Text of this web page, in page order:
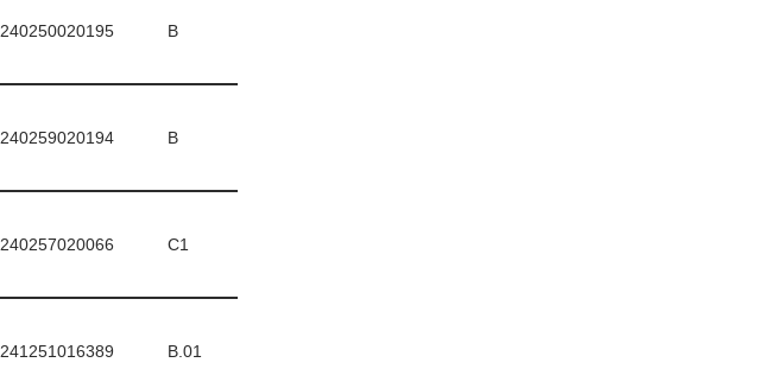
240250020195 B
240259020194 B
240257020066 C1
241251016389 B.01